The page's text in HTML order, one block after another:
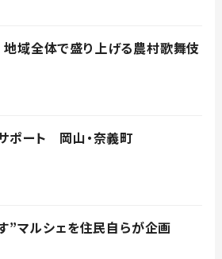
域全体で盛り上げる農村歌舞伎
ポート 岡山・奈義町
”マルシェを住民自らが企画